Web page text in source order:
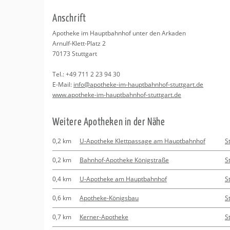
Beratung
Kurse
Regionale Tipps
An­schrift
Apo­the­ke im Haupt­bahn­hof unter den Ar­ka­den
Ar­nulf-Klett-Platz 2
70173 Stutt­gart
Tel.:+49 711 2 23 94 30
E-Mail: info@​apotheke-​im-​hau​ptba​hnho​f-​stuttgart.​de
www.​apotheke-​im-​hau​ptba​hnho​f-​stuttgart.​de
Wei­te­re Apo­the­ken in der Nähe
0,2 km U-Apotheke Klettpassage am Hauptbahnhof
0,2 km Bahnhof-Apotheke Königstraße
0,4 km U-Apotheke am Hauptbahnhof
0,6 km Apotheke-Königsbau
0,7 km Kerner-Apotheke